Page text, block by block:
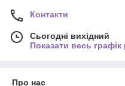
Контакти
Сьогодні вихідний
Показати весь графік
Про нас